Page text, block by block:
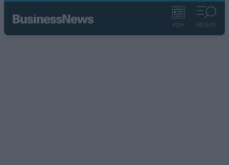
ΡΟΗ ΜΕΝΟΥ